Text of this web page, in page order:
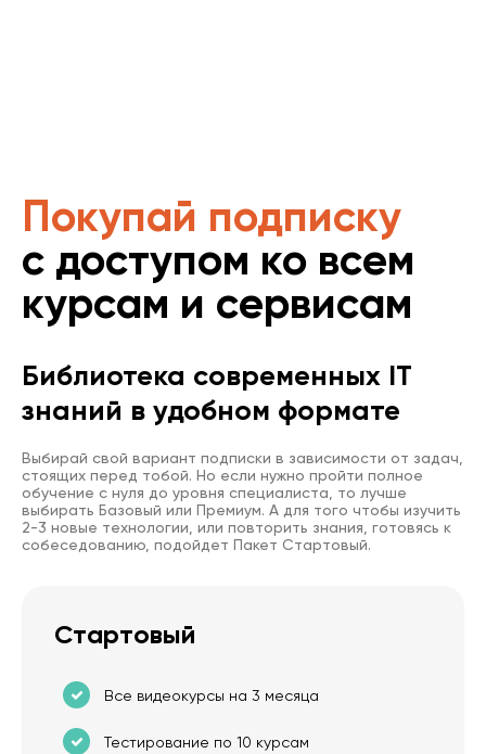
Покупай подписку
с доступом ко всем
курсам и сервисам
Библиотека современных IT
знаний в удобном формате
Выбирай свой вариант подписки в зависимости от задач,
стоящих перед тобой. Но если нужно пройти полное
обучение с нуля до уровня специалиста, то лучше
выбирать Базовый или Премиум. А для того чтобы изучить
2-3 новые технологии, или повторить знания, готовясь к
собеседованию, подойдет Пакет Стартовый.
Стартовый
Все видеокурсы на 3 месяца
Тестирование по 10 курсам